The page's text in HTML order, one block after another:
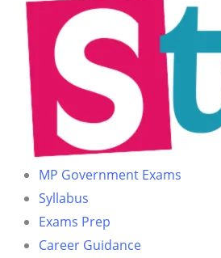
MP Government Exams
Syllabus
Exams Prep
Career Guidance